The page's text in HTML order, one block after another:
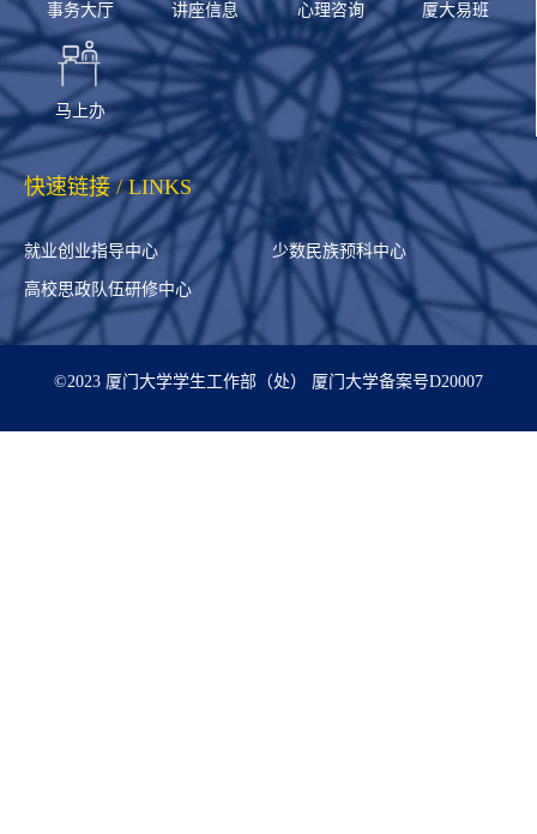
事务大厅 讲座信息 心理咨询 厦大易班
马上办
快速链接 / LINKS
就业创业指导中心 少数民族预科中心
高校思政队伍研修中心
©2023 厦门大学学生工作部（处） 厦门大学备案号D20007